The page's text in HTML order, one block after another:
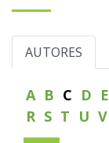
AUTORES
A B C D E
R S T U V